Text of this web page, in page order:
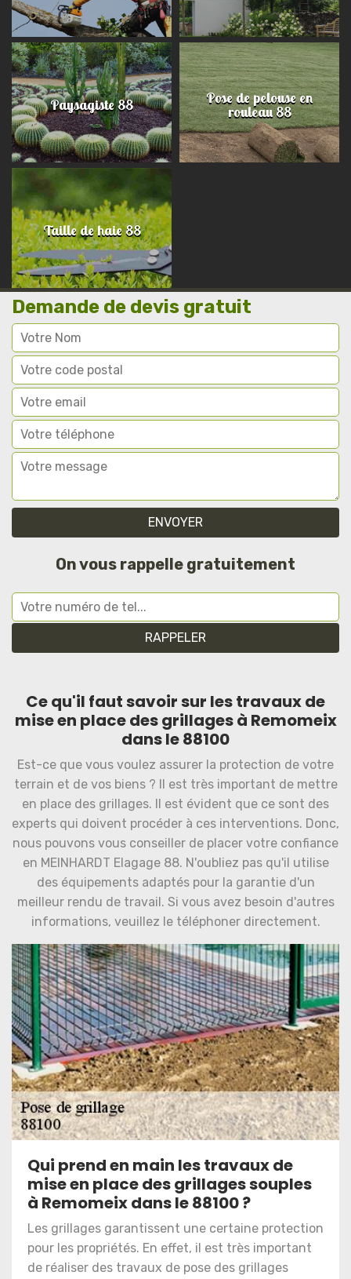
Paysagiste 88 Pose de pelouse en
rouleau 88
Taille de haie 88
Demande de devis gratuit
On vous rappelle gratuitement
Ce qu'il faut savoir sur les travaux de
mise en place des grillages à Remomeix
dans le 88100
Est-ce que vous voulez assurer la protection de votre
terrain et de vos biens ? Il est très important de mettre
en place des grillages. Il est évident que ce sont des
experts qui doivent procéder à ces interventions. Donc,
nous pouvons vous conseiller de placer votre confiance
en MEINHARDT Elagage 88. N'oubliez pas qu'il utilise
des équipements adaptés pour la garantie d'un
meilleur rendu de travail. Si vous avez besoin d'autres
informations, veuillez le téléphoner directement.
Qui prend en main les travaux de
mise en place des grillages souples
à Remomeix dans le 88100 ?
Les grillages garantissent une certaine protection
pour les propriétés. En effet, il est très important
de réaliser des travaux de pose des grillages